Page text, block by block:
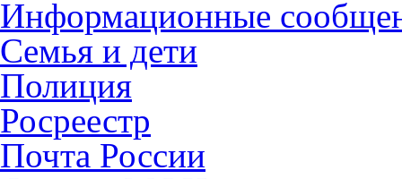
Информационные
Семья и дети
Полиция
Росреестр
Почта России